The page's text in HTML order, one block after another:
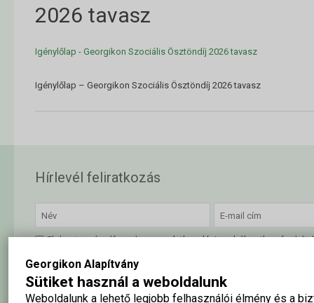
Georgikon Alapítvány
Sütiket használ a weboldalunk
Weboldalunk a lehető legjobb felhasználói élmény és a
2026 tavasz
Igénylőlap - Georgikon Szociális Ösztöndíj 2026 tavasz
Igénylőlap – Georgikon Szociális Ösztöndíj 2026 tavasz
Hírlevél feliratkozás
Elolvastam és elfogadom azadatkezelési szabályzatban